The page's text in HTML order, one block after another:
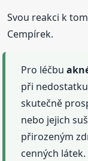
Svou reakci k
Cempírek.
Pro léčbu
při
skutečně
nebo jejich
přirozeným
cenných